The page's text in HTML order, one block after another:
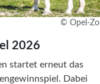
© Opel-
2026
startet erneut das
Dabei